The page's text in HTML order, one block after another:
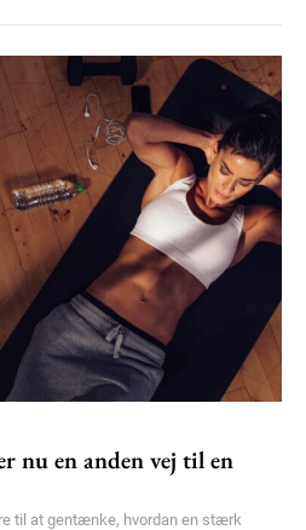
nu en anden vej til en
til at gentænke, hvordan en stærk